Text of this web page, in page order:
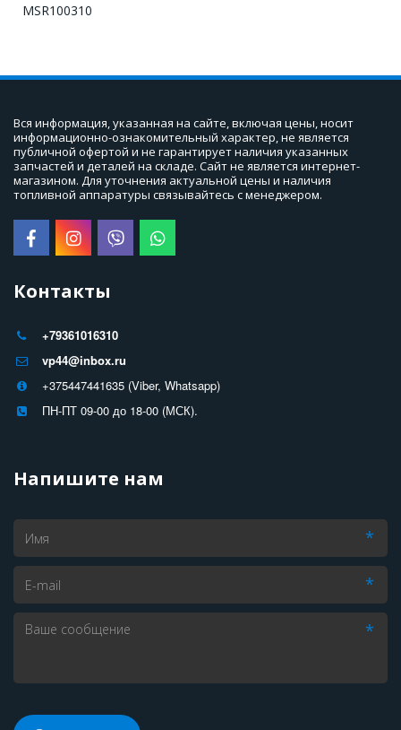
MSR100310
Вся информация, указанная на сайте, включая цены, носит
информационно-ознакомительный характер, не является
публичной офертой и не гарантирует наличия указанных
запчастей и деталей на складе. Сайт не является интернет-
магазином. Для уточнения актуальной цены и наличия
топливной аппаратуры связывайтесь с менеджером.
Контакты
+79361016310
vp44@inbox.ru
+375447441635 (Viber, Whatsapp)
ПН-ПТ 09-00 до 18-00 (МСК).
Напишите нам
*
*
*